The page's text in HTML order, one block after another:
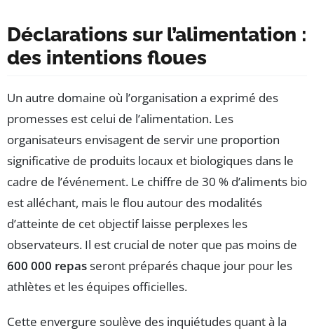
Déclarations sur l’alimentation :
des intentions floues
Un autre domaine où l’organisation a exprimé des
promesses est celui de l’alimentation. Les
organisateurs envisagent de servir une proportion
significative de produits locaux et biologiques dans le
cadre de l’événement. Le chiffre de 30 % d’aliments bio
est alléchant, mais le flou autour des modalités
d’atteinte de cet objectif laisse perplexes les
observateurs. Il est crucial de noter que pas moins de
600 000 repasseront préparés chaque jour pour les
athlètes et les équipes officielles.
Cette envergure soulève des inquiétudes quant à la